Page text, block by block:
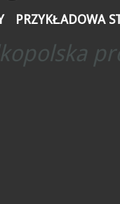
PRZYKŁADOWA